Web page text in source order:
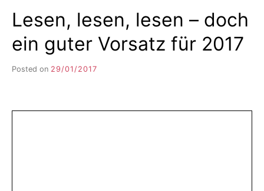
Lesen, lesen, lesen – doch
ein guter Vorsatz für 2017
Posted on 29/01/2017